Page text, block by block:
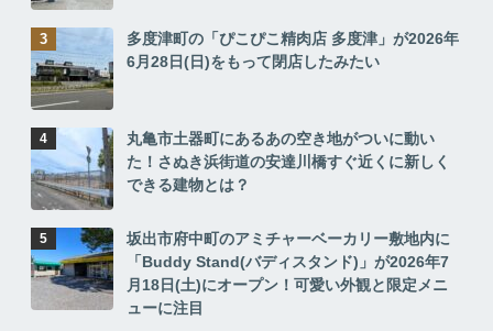
多度津町の「ぴこぴこ精肉店 多度津」が2026年
6月28日(日)をもって閉店したみたい
丸亀市土器町にあるあの空き地がついに動い
た！さぬき浜街道の安達川橋すぐ近くに新しく
できる建物とは？
坂出市府中町のアミチャーベーカリー敷地内に
「Buddy Stand(バディスタンド)」が2026年7
月18日(土)にオープン！可愛い外観と限定メニ
ューに注目